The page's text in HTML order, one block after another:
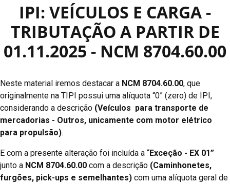
IPI: VEÍCULOS E CARGA -
TRIBUTAÇÃO A PARTIR DE
01.11.2025 - NCM 8704.60.00
Neste material iremos destacar a NCM 8704.60.00, que
originalmente na TIPI possui uma alíquota “0” (zero) de IPI,
considerando a descrição (Veículos para transporte de
mercadorias - Outros, unicamente com motor elétrico
para propulsão).
E com a presente alteração foi incluída a “Exceção - EX 01”
junto a NCM 8704.60.00 com a descrição (Caminhonetes,
furgões, pick-ups e semelhantes) com uma alíquota geral de